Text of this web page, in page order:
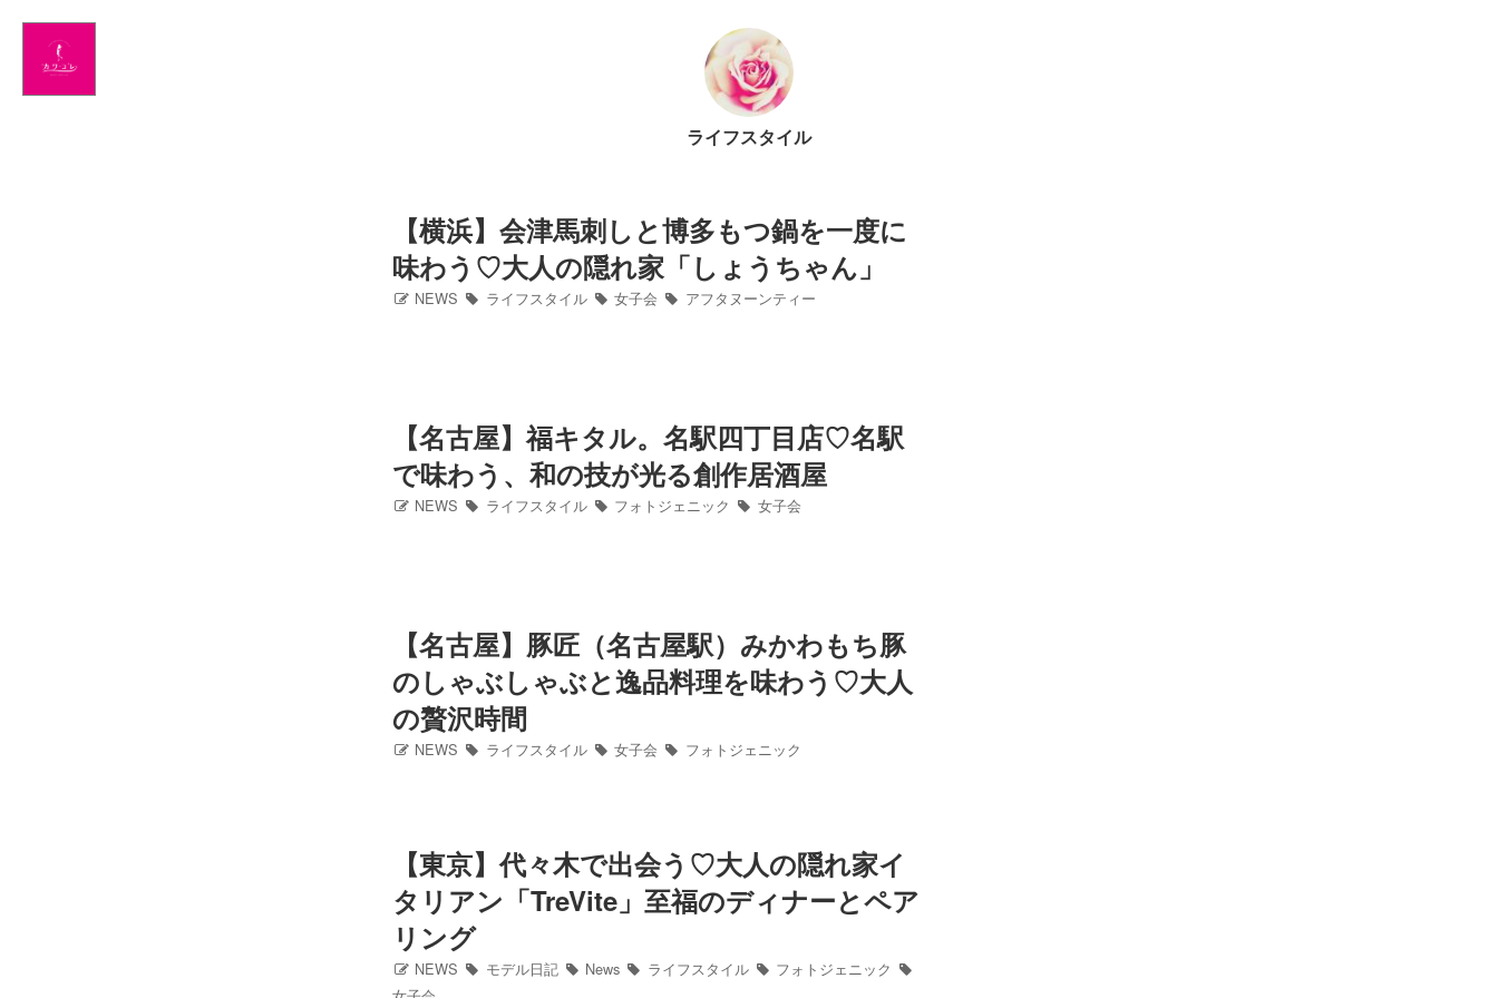
Home
NEWS
ライフスタイル
【横浜】会津馬刺しと博多もつ鍋を一度に
味わう♡大人の隠れ家「しょうちゃん」
NEWS ライフスタイル 女子会 アフタヌーンティー
【名古屋】福キタル。名駅四丁目店♡名駅
で味わう、和の技が光る創作居酒屋
NEWS ライフスタイル フォトジェニック 女子会
【名古屋】豚匠（名古屋駅）みかわもち豚
のしゃぶしゃぶと逸品料理を味わう♡大人
の贅沢時間
NEWS ライフスタイル 女子会 フォトジェニック
【東京】代々木で出会う♡大人の隠れ家イ
タリアン「TreVite」至福のディナーとペア
リング
NEWS モデル日記 News ライフスタイル
フォトジェニック